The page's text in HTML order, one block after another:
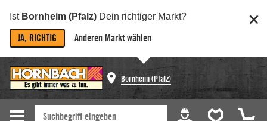
Ist Bornheim (Pfalz) Dein richtiger Markt?
JA, RICHTIG Anderen Markt wählen
Bornheim (Pfalz)